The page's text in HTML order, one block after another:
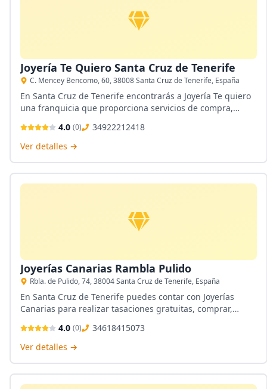
Joyería Te Quiero Santa Cruz de Tenerife
C. Mencey Bencomo, 60, 38008 Santa Cruz de Tenerife, España
En Santa Cruz de Tenerife encontrarás a Joyería Te quiero
una franquicia que proporciona servicios de compra,
reparación donde podrás darle una nueva vida a tus joyas.
4.0 (0)
34922212418
Ver detalles →
Joyerías Canarias Rambla Pulido
Rbla. de Pulido, 74, 38004 Santa Cruz de Tenerife, España
En Santa Cruz de Tenerife puedes contar con Joyerías
Canarias para realizar tasaciones gratuitas, comprar,
diamantes, todo desde un mismo lugar en Rbla. de Pulido,
74.
4.0 (0)
34618415073
Ver detalles →